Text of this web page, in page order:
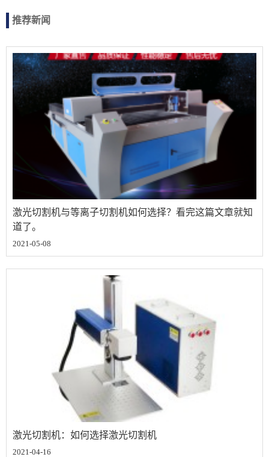
推荐新闻
激光切割机与等离子切割机如何选择？看完这篇文章就知
道了。
2021-05-08
激光切割机：如何选择激光切割机
2021-04-16